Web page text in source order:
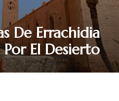
De Errachidia
El Desierto